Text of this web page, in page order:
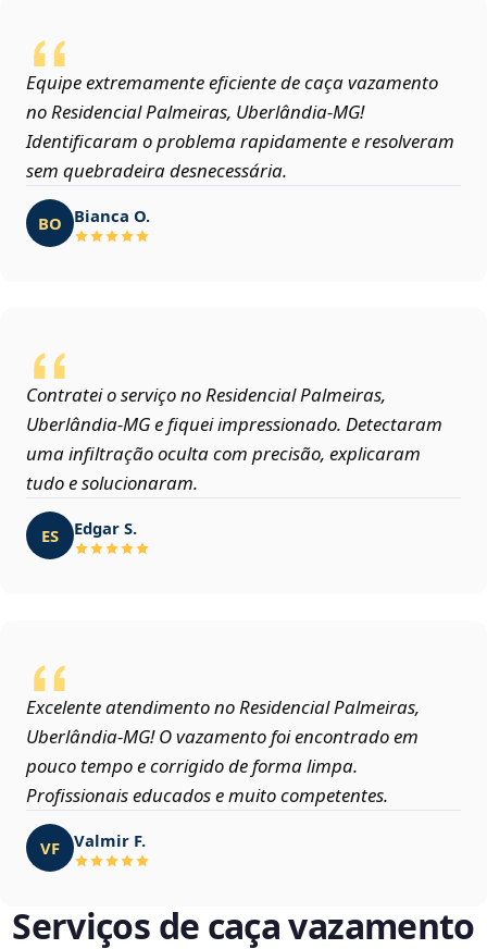
Equipe extremamente eficiente de caça vazamento
no Residencial Palmeiras, Uberlândia‑MG!
Identificaram o problema rapidamente e resolveram
sem quebradeira desnecessária.
BO Bianca O.
Contratei o serviço no Residencial Palmeiras,
Uberlândia‑MG e fiquei impressionado. Detectaram
uma infiltração oculta com precisão, explicaram
tudo e solucionaram.
ES Edgar S.
Excelente atendimento no Residencial Palmeiras,
Uberlândia‑MG! O vazamento foi encontrado em
pouco tempo e corrigido de forma limpa.
Profissionais educados e muito competentes.
VF Valmir F.
Serviços de caça vazamento